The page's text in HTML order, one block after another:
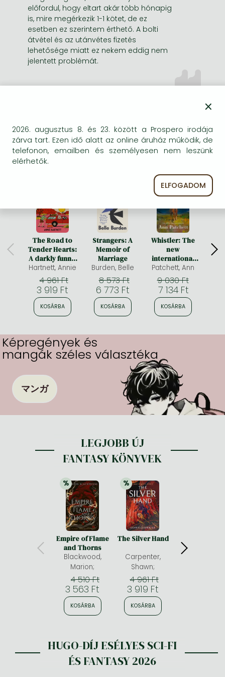
előfordul, hogy eltart akár több hónapig
is, mire megérkezik 1-1 kötet, de ez
esetben ez szerintem érthető. A bolti
átvétel és az utánvétes fizetés
lehetősége miatt ez nekem eddig nem
jelentett problémát.
2026 TÖRTÉNETEK A
NYARALÁSHOZ
The Road to
Tender Hearts:
A darkly funny,
hopeful and
uplifting novel
about second
chances for fans
of The Wedding
People and
Hartnett, Annie
4 961 Ft
3 919 Ft
KOSÁRBA
Strangers: A
Memoir of
Marriage
Burden, Belle
8 573 Ft
6 773 Ft
KOSÁRBA
21% kedvezmény
Whistler: The
new
international
bestseller from
the author of
Tom Lake and
The Dutch
House
Patchett, Ann
9 030 Ft
7 134 Ft
KOSÁRBA
Képregények és
mangák széles választéka
マンガ
LEGJOBB ÚJ
FANTASY KÖNYVEK
21%
% kedvezmény
Empire of Flame
and Thorns
Blackwood,
Marion;
4 510 Ft
3 563 Ft
KOSÁRBA
21%
% kedvezmény
The Silver Hand
Carpenter,
Shawn;
4 961 Ft
3 919 Ft
KOSÁRBA
Magic: A
HUGO-DÍJ ESÉLYES SCI-FI
ÉS FANTASY 2026
×
2026. augusztus 8. és 23. között a Prospero irodája
zárva tart. Ezen idő alatt az online áruház működik, de
telefonon, emailben és személyesen nem leszünk
elérhetők.
ELFOGADOM